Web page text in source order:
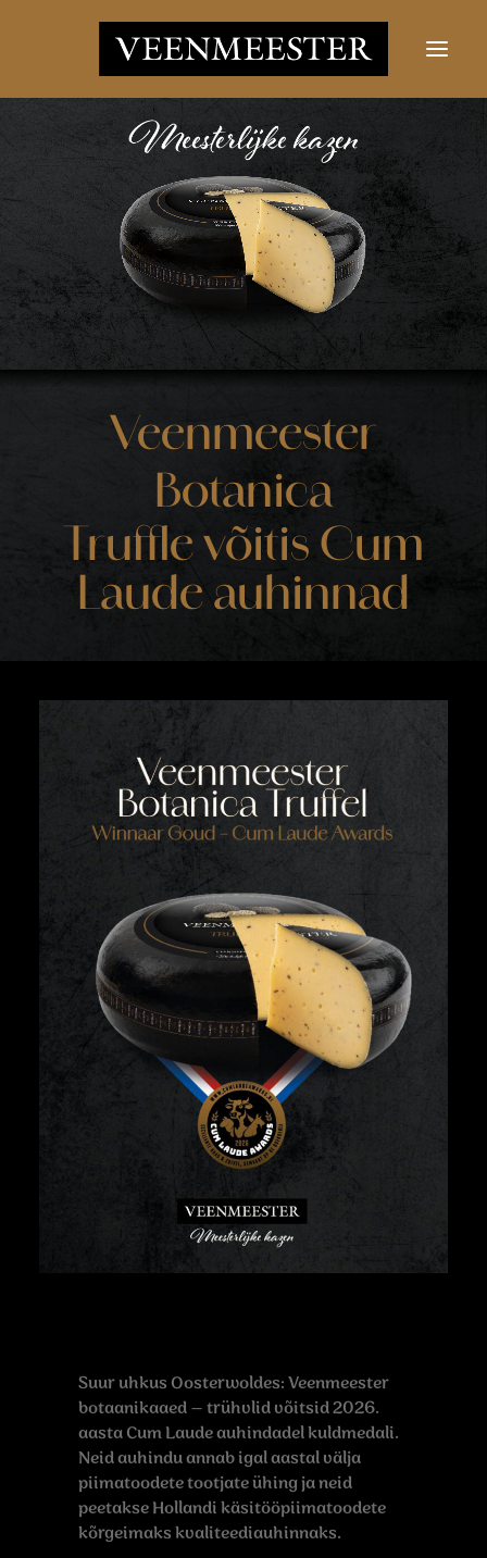
JUUSTUD
UUDISED
VÕTKE ÜHENDUST
LOGI SISSE
Otsima:
Veenmeester
Botanica
Truffle võitis Cum
Laude auhinnad
Suur uhkus Oosterwoldes: Veenmeester
botaanikaaed – trühvlid võitsid 2026.
aasta Cum Laude auhindadel kuldmedali.
Neid auhindu annab igal aastal välja
piimatoodete tootjate ühing ja neid
peetakse Hollandi käsitööpiimatoodete
kõrgeimaks kvaliteediauhinnaks.